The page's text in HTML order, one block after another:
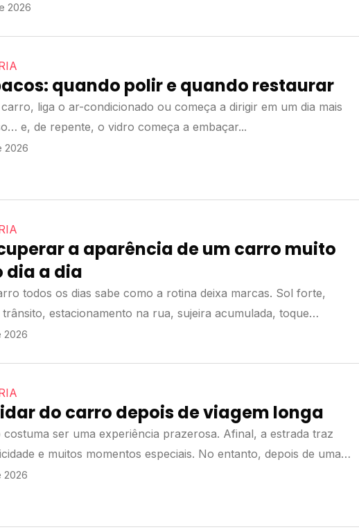
2026
quando polir e quando restaurar
liga o ar-condicionado ou começa a dirigir em um dia mais
e, de repente, o vidro começa a embaçar...
2026
a aparência de um carro muito
dia a dia
todos os dias sabe como a rotina deixa marcas. Sol forte,
estacionamento na rua, sujeira acumulada, toque
2026
do carro depois de viagem longa
ser uma experiência prazerosa. Afinal, a estrada traz
e muitos momentos especiais. No entanto, depois de uma
2026